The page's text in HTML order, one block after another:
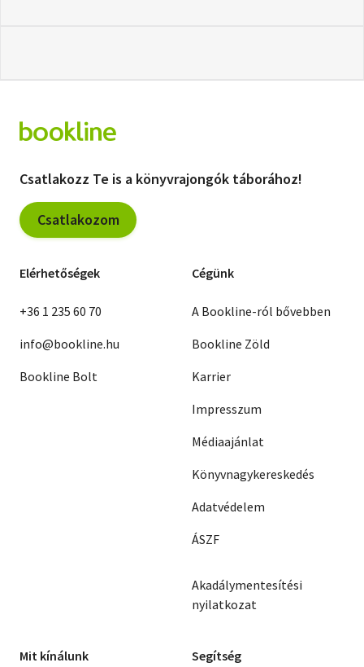
Csatlakozz Te is a könyvrajongók táborához!
Csatlakozom
Elérhetőségek
+36 1 235 60 70
info@bookline.hu
Bookline Bolt
Cégünk
A Bookline-ról bővebben
Bookline Zöld
Karrier
Impresszum
Médiaajánlat
Könyvnagykereskedés
Adatvédelem
ÁSZF
Akadálymentesítési
nyilatkozat
Mit kínálunk Segítség